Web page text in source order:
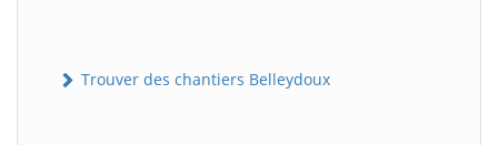
Trouver des chantiers Belleydoux